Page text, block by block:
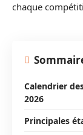
chaque
Calendrier
2026
Principales